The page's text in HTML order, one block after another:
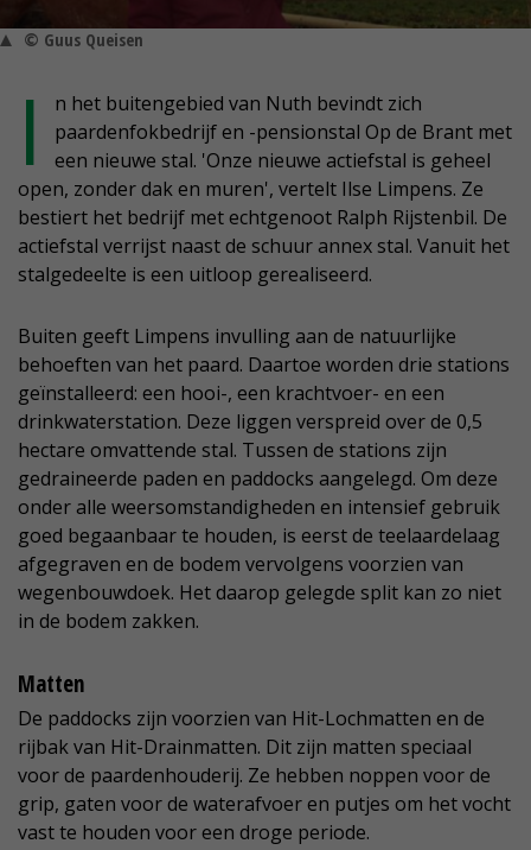
© Guus Queisen
I
n het buitengebied van Nuth bevindt zich
paardenfokbedrijf en -pensionstal Op de Brant met
een nieuwe stal. 'Onze nieuwe actiefstal is geheel
open, zonder dak en muren', vertelt Ilse Limpens. Ze
bestiert het bedrijf met echtgenoot Ralph Rijstenbil. De
actiefstal verrijst naast de schuur annex stal. Vanuit het
stalgedeelte is een uitloop gerealiseerd.
Buiten geeft Limpens invulling aan de natuurlijke
behoeften van het paard. Daartoe worden drie stations
geïnstalleerd: een hooi-, een krachtvoer- en een
drinkwaterstation. Deze liggen verspreid over de 0,5
hectare omvattende stal. Tussen de stations zijn
gedraineerde paden en paddocks aangelegd. Om deze
onder alle weersomstandigheden en intensief gebruik
goed begaanbaar te houden, is eerst de teelaardelaag
afgegraven en de bodem vervolgens voorzien van
wegenbouwdoek. Het daarop gelegde split kan zo niet
in de bodem zakken.
Matten
De paddocks zijn voorzien van Hit-Lochmatten en de
rijbak van Hit-Drainmatten. Dit zijn matten speciaal
voor de paardenhouderij. Ze hebben noppen voor de
grip, gaten voor de waterafvoer en putjes om het vocht
vast te houden voor een droge periode.